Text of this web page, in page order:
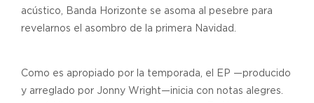
acústico, Banda Horizonte se asoma al pesebre para
revelarnos el asombro de la primera Navidad.
Como es apropiado por la temporada, el EP —producido
y arreglado por Jonny Wright—inicia con notas alegres.